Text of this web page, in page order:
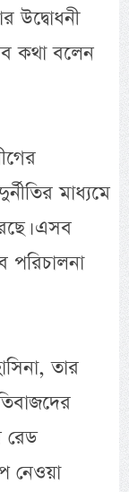
উদ্বোধনী
কথা বলেন
মাধ্যমে
এসব
পরিচালনা
তার
রেড
নেওয়া